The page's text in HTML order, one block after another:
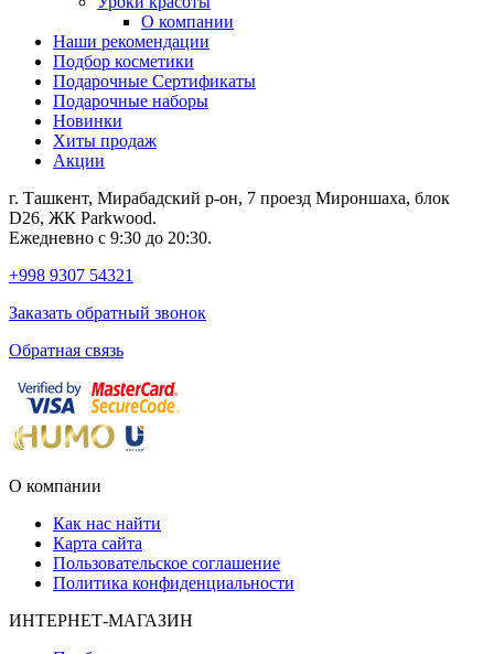
О компании
Наши рекомендации
Подбор косметики
Подарочные Сертификаты
Подарочные наборы
Новинки
Хиты продаж
Акции
г. Ташкент, Мирабадский р-он, 7 проезд Мироншаха, блок
D26, ЖК Раrkwood.
Ежедневно с 9:30 до 20:30.
+998 9307 54321
Заказать обратный звонок
Обратная связь
О компании
Как нас найти
Карта сайта
Пользовательское соглашение
Политика конфиденциальности
ИНТЕРНЕТ-МАГАЗИН